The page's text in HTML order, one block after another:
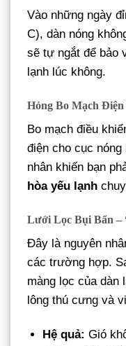
Vào những ngày
C), dàn nóng
sẽ tự ngắt để bảo
lạnh lúc không.
Hỏng Bo Mạch
Bo mạch điều
điện cho cục nóng
nhân khiến bạn
hòa yếu lạnh
Lưới Lọc Bụi Bẩn –
Đây là nguyên
các trường hợp.
màng lọc của dàn
lông thú cưng và
Hệ quả: Gió